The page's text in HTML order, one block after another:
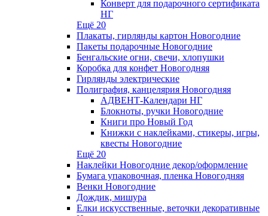
Конверт для подарочного сертификата
НГ
Ещё 20
Плакаты, гирлянды картон Новогодние
Пакеты подарочные Новогодние
Бенгальские огни, свечи, хлопушки
Коробка для конфет Новогодняя
Гирлянды электрические
Полиграфия, канцелярия Новогодняя
АДВЕНТ-Календари НГ
Блокноты, ручки Новогодние
Книги про Новый Год
Книжки с наклейками, стикеры, игры,
квесты Новогодние
Ещё 20
Наклейки Новогодние декор/оформление
Бумага упаковочная, пленка Новогодняя
Венки Новогодние
Дождик, мишура
Елки искусственные, веточки декоративные